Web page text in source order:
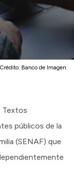
Crédito: Banco de Imagen
Textos
públicos de la
(SENAF) que